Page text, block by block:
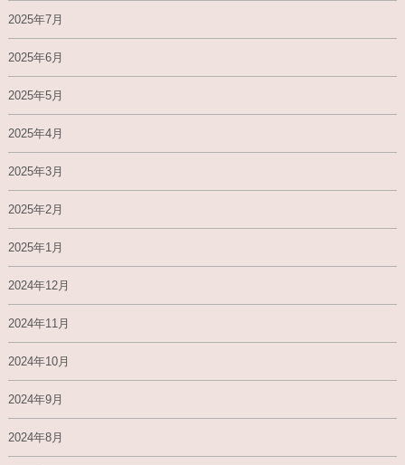
2025年7月
2025年6月
2025年5月
2025年4月
2025年3月
2025年2月
2025年1月
2024年12月
2024年11月
2024年10月
2024年9月
2024年8月